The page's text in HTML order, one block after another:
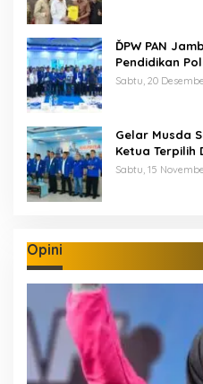
ĎPW PAN
Pendidikan
Perkuat
Sabtu, 20
Gelar Musda
Ketua Terpilih
Sabtu, 15
Opini